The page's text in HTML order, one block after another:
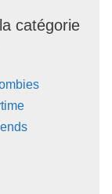
catégorie